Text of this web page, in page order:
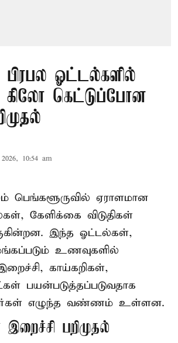
பிரபல ஓட்டல்களில்
கிலோ கெட்டுப்போன
10:54 am
பெங்களூருவில் ஏராளமான
கேளிக்கை விடுதிகள்
இந்த ஓட்டல்கள்,
உணவுகளில்
, காய்கறிகள்,
பயன்படுத்தப்படுவதாக
எழுந்த வண்ணம் உள்ளன.
பறிமுதல்